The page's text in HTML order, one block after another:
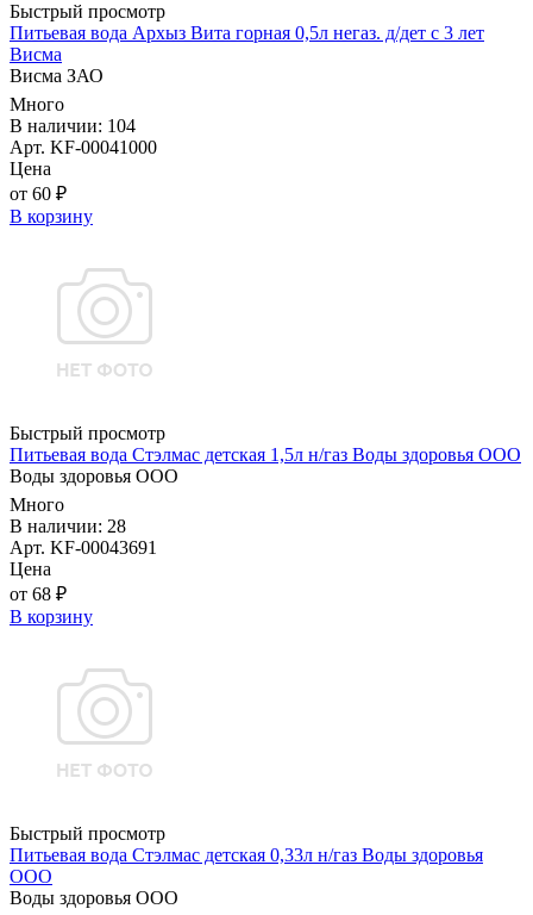
Быстрый просмотр
Питьевая вода Архыз Вита горная 0,5л негаз. д/дет с 3 лет
Висма
Висма ЗАО
Много
В наличии: 104
Арт. KF-00041000
Цена
от 60 ₽
В корзину
Быстрый просмотр
Питьевая вода Стэлмас детская 1,5л н/газ Воды здоровья ООО
Воды здоровья ООО
Много
В наличии: 28
Арт. KF-00043691
Цена
от 68 ₽
В корзину
Быстрый просмотр
Питьевая вода Стэлмас детская 0,33л н/газ Воды здоровья
ООО
Воды здоровья ООО